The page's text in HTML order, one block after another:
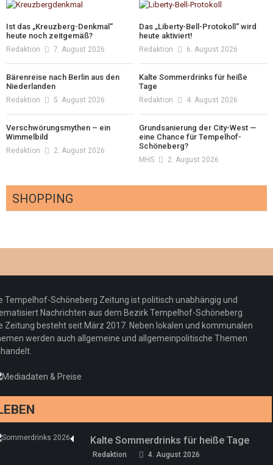
Ist das „Kreuzberg-Denkmal“
heute noch zeitgemäß?
Redaktion 7. August 2026
Das „Liberty-Bell-Protokoll“ wird
heute aktiviert!
Redaktion 6. August 2026
Bärenreise nach Berlin aus den
Niederlanden
Redaktion 5. August 2026
Kalte Sommerdrinks für heiße
Tage
Redaktion 4. August 2026
Verschwörungsmythen – ein
Wimmelbild
Redaktion 2. August 2026
Grundsanierung der City-West —
eine Chance für Tempelhof-
Schöneberg?
MHS 2. August 2026
SHOPPING
Redaktion 23. Juli 2026
Pepe Jeans London mit Summer Sale und
neuer Kollektion
Redaktion 19. Juli 2026
Woher kommt der Honig? – Neue EU-
Regeln gelten 14. Juni
drei neue Specials zur Fußball-WM
Tempelhof-Schöneberg Zeitung ist politisch unabhängig und
Nachrichten aus dem Bezirk Tempelhof-Schöneberg.
Zeitung besteht seit März 2017. Neben lokalen und kommunalen
werden auch allgemeine und allgemeinpolitische Themen
Kalte Sommerdrinks für heiße Tage
Redaktion 4. August 2026